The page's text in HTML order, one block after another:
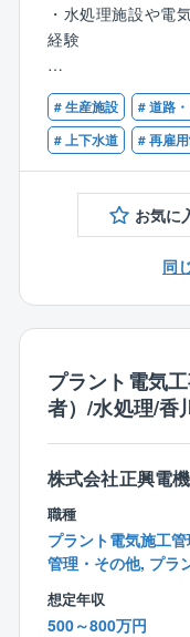
す。
◇安定性
親会社である「き
の保守、メンテナ
がございます。
◇資格取得制度
同社では、資格取
・第三種電気主任
・甲種消防設備士
※上記以外の資格
支給あり。
所用自動監視制御
自動化システム、
＜社会システム＞
下水処理監視制御
監視制御装置、道
芥処理監視制御盤
＜環境エネルギー
太陽光発電所監視
高・低圧配電シス
■工事の割合：上
■工事金額 ：1億
■出張＝基本は配属
エリアを跨いで応
■発注元
NEXCO：高速道
日本下水道事業団
処理）の案件とな
国土交通省：ダム
国道）の案件となり
・水処理施設や電
経験
【歓迎条件】
・1級電気工事施工
（電気工事分野）
・1級電気通信施
・制御システム製
のある方
# 生産施設 # 道路
# 上下水道
# 再雇
お気に
同
プラント電気
者）/水処理/香
株式会社正興電
職種
プラント電気施工
管理・その他, プラ
想定年収
500～800万円